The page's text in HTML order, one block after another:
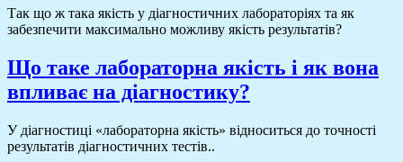
Так що ж така якість у діагностичних лабораторіях та як
забезпечити максимально можливу якість результатів?
Що таке лабораторна якість і як вона
впливає на діагностику?
У діагностиці «лабораторна якість» відноситься до точності
результатів діагностичних тестів..